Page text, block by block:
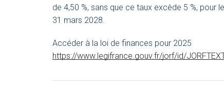
de 4,50 %, sans que ce taux excède 5 %,
31 mars 2028.
Accéder à la loi de finances pour 2025
https://www.legifrance.gouv.fr/jorf/id/